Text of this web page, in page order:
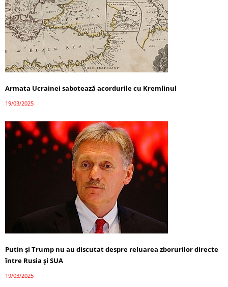
Armata Ucrainei sabotează acordurile cu Kremlinul
19/03/2025
Putin și Trump nu au discutat despre reluarea zborurilor directe
între Rusia și SUA
19/03/2025